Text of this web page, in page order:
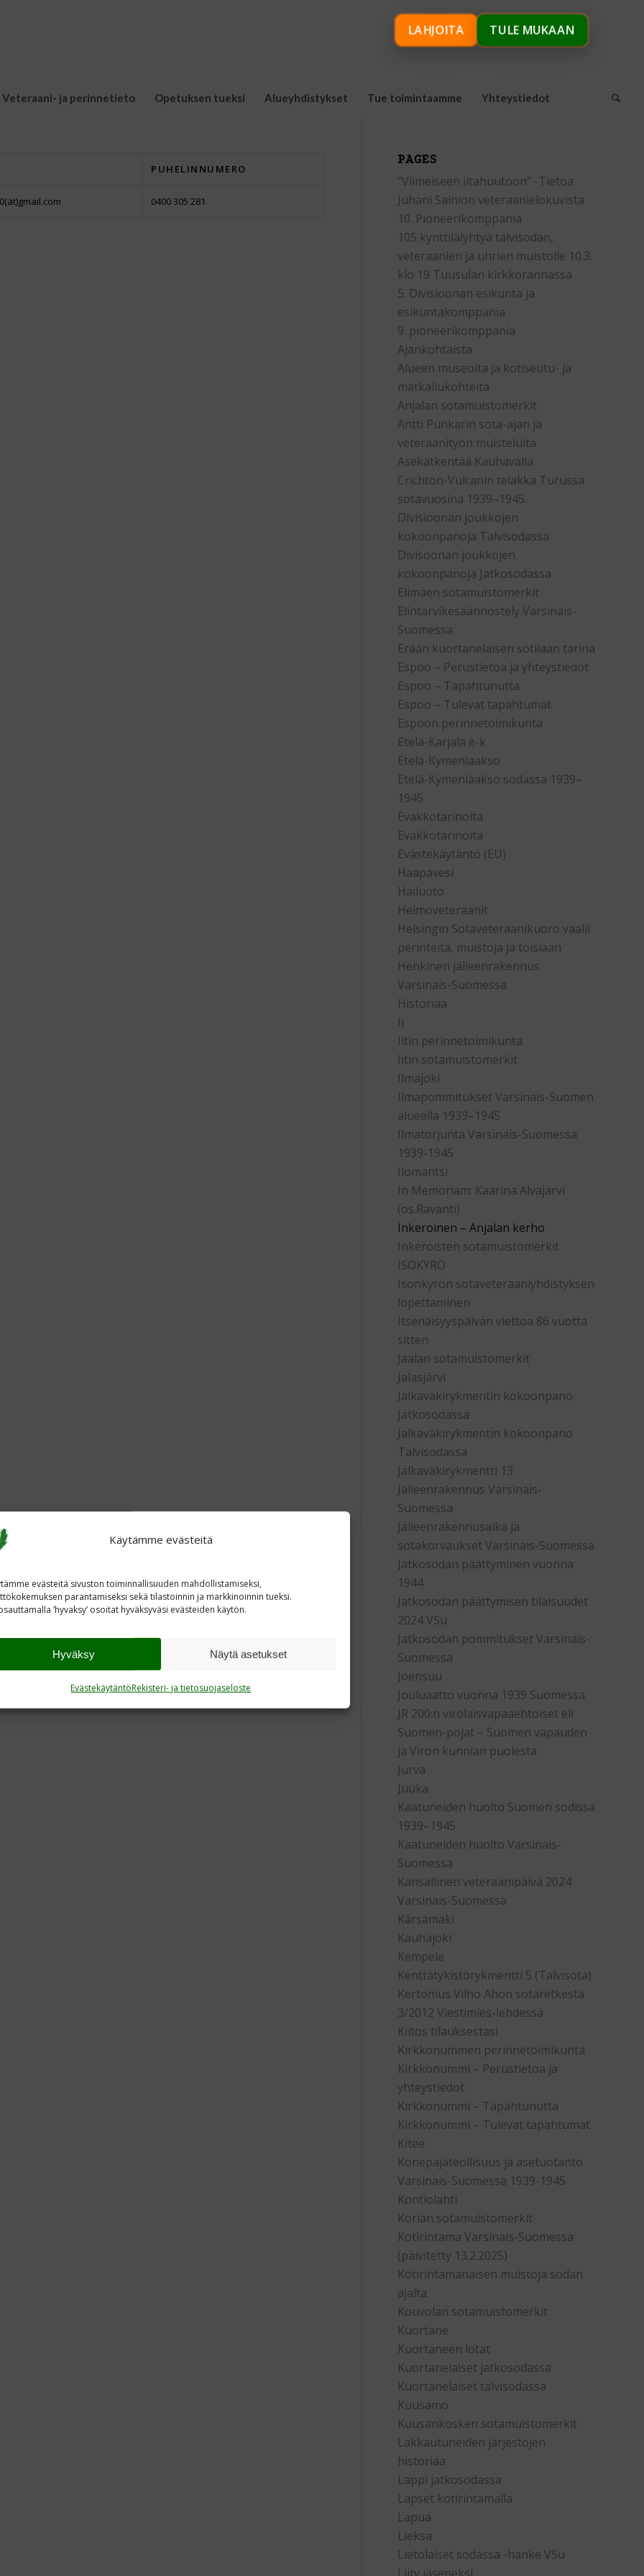
Käytämme evästeitä
evästeitä sivuston toiminnallisuuden mahdollistamiseksi,
parantamiseksi sekä tilastoinnin ja markkinoinnin tueksi.
’hyvaksy’ osoitat hyväksyväsi evästeiden käytön.
Hyväksy Näytä asetukset
EvästekäytäntöRekisteri- ja tietosuojaseloste
Veteraani- ja perinnetieto Opetuksen tueksi Alueyhdistykset Tue toimintaamme Yhteystiedot
PUHELINNUMERO
0400 305 281
PAGES
”Viimeiseen iltahuutoon” -Tietoa
Juhani Sainion veteraanielokuvista
10. Pioneerikomppania
105 kynttilälyhtyä talvisodan,
veteraanien ja uhrien muistolle 10.3.
klo 19 Tuusulan kirkkorannassa
5. Divisioonan esikunta ja
esikuntakomppania
9. pioneerikomppania
Ajankohtaista
Alueen museoita ja kotiseutu- ja
matkailukohteita
Anjalan sotamuistomerkit
Antti Punkarin sota-ajan ja
veteraanityön muisteluita
Asekätkentää Kauhavalla
Crichton-Vulcanin telakka Turussa
sotavuosina 1939–1945
Divisioonan joukkojen
kokoonpanoja Talvisodassa
Divisoonan joukkojen
kokoonpanoja Jatkosodassa
Elimäen sotamuistomerkit
Elintarvikesäännöstely Varsinais-
Suomessa
Erään kuortanelaisen sotilaan tarina
Espoo – Perustietoa ja yhteystiedot
Espoo – Tapahtunutta
Espoo – Tulevat tapahtumat
Espoon perinnetoimikunta
Etelä-Karjala e-k
Etelä-Kymenlaakso
Etelä-Kymenlaakso sodassa 1939–
1945
Evakkotarinoita
Evakkotarinoita
Evästekäytäntö (EU)
Haapavesi
Hailuoto
Heimoveteraanit
Helsingin Sotaveteraanikuoro vaalii
perinteitä, muistoja ja toisiaan
Henkinen jälleenrakennus
Varsinais-Suomessa
Historiaa
Ii
Iitin perinnetoimikunta
Iitin sotamuistomerkit
Ilmajoki
Ilmapommitukset Varsinais-Suomen
alueella 1939–1945
Ilmatorjunta Varsinais-Suomessa
1939-1945
Ilomantsi
In Memoriam: Kaarina Alvajärvi
(os.Ravanti)
Inkeroinen – Anjalan kerho
Inkeroisten sotamuistomerkit
ISOKYRÖ
Isonkyrön sotaveteraaniyhdistyksen
lopettaminen
Itsenäisyyspäivän viettoa 86 vuotta
sitten
Jaalan sotamuistomerkit
Jalasjärvi
Jalkaväkirykmentin kokoonpano
Jatkosodassa
Jalkaväkirykmentin kokoonpano
Talvisodassa
Jalkaväkirykmentti 13
Jälleenrakennus Varsinais-
Suomessa
Jälleenrakennusaika ja
sotakorvaukset Varsinais-Suomessa
Jatkosodan päättyminen vuonna
1944
Jatkosodan päättymisen tilaisuudet
2024 VSu
Jatkosodan pommitukset Varsinais-
Suomessa
Joensuu
Jouluaatto vuonna 1939 Suomessa
JR 200:n virolaisvapaaehtoiset eli
Suomen-pojat – Suomen vapauden
ja Viron kunnian puolesta
Jurva
Juuka
Kaatuneiden huolto Suomen sodissa
1939–1945
Kaatuneiden huolto Varsinais-
Suomessa
Kansallinen veteraanipäivä 2024
Varsinais-Suomessa
Kärsämäki
Kauhajoki
Kempele
Kenttätykistörykmentti 5 (Talvisota)
Kertomus Vilho Ahon sotaretkestä
3/2012 Viestimies-lehdessä
Kiitos tilauksestasi
Kirkkonummen perinnetoimikunta
Kirkkonummi – Perustietoa ja
yhteystiedot
Kirkkonummi – Tapahtunutta
Kirkkonummi – Tulevat tapahtumat
Kitee
Konepajateollisuus ja asetuotanto
Varsinais-Suomessa 1939-1945
Kontiolahti
Korian sotamuistomerkit
Kotirintama Varsinais-Suomessa
(päivitetty 13.2.2025)
Kotirintamanaisen muistoja sodan
ajalta
Kouvolan sotamuistomerkit
Kuortane
Kuortaneen lotat
Kuortanelaiset jatkosodassa
Kuortanelaiset talvisodassa
Kuusamo
Kuusankosken sotamuistomerkit
Lakkautuneiden järjestöjen
historiaa
Lappi jatkosodassa
Lapset kotirintamalla
Lapua
Lieksa
Lietolaiset sodassa -hanke VSu
LAHJOITA TULE MUKAAN